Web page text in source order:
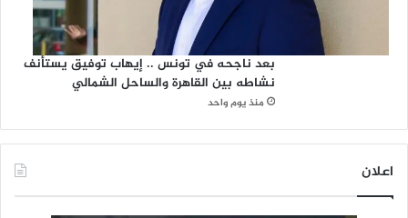
بعد ناجحه في تونس .. إيهاب توفيق يستأنف
نشاطه بين القاهرة والساحل الشمالي
منذ يوم واحد
اعلان